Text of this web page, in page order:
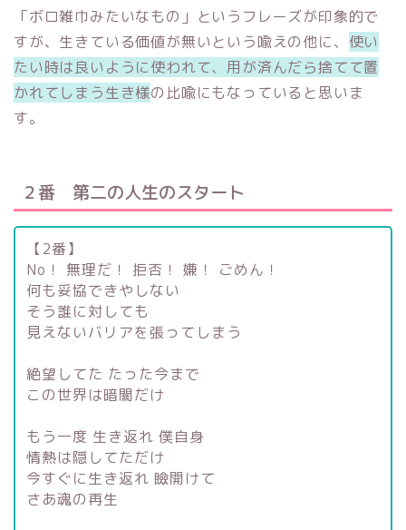
「ボロ雑巾みたいなもの」というフレーズが印象的で
すが、生きている価値が無いという喩えの他に、 使い
たい時は良いように使われて、用が済んだら捨てて置
かれてしまう生き様の比喩にもなっていると思いま
す。
２番 第二の人生のスタート
【2番】
No！ 無理だ！ 拒否！ 嫌！ ごめん！
何も妥協できやしない
そう誰に対しても
見えないバリアを張ってしまう
絶望してた たった今まで
この世界は暗闇だけ
もう一度 生き返れ 僕自身
情熱は隠してただけ
今すぐに生き返れ 瞼開けて
さあ魂の再生